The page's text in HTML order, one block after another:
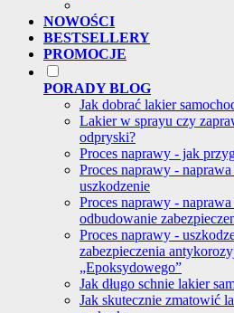
NOWOŚCI
BESTSELLERY
PROMOCJE
PORADY BLOG
Jak dobrać lakier
Lakier w sprayu czy
odpryski?
Proces naprawy - jak
Proces naprawy -
uszkodzenie
Proces naprawy -
odbudowanie
Proces naprawy -
zabezpieczenia
„Epoksydowego”
Jak długo schnie lakier
Jak skutecznie zmatowić